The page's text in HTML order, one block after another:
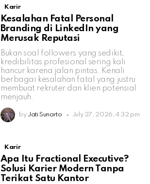
Karir
Kesalahan Fatal Personal
Branding di LinkedIn yang
Merusak Reputasi
Bukan soal followers yang sedikit,
kredibilitas profesional sering kali
hancur karena jalan pintas. Kenali
berbagai kesalahan fatal yang justru
membuat rekruter dan klien potensial
menjauh.
by Jati Sunarto July 27, 2026, 4:32 pm
Karir
Apa Itu Fractional Executive?
Solusi Karier Modern Tanpa
Terikat Satu Kantor